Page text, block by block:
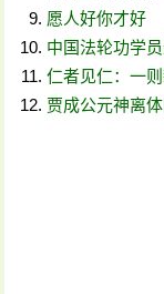
愿人好你才好
中国法轮功学
仁者见仁：一
贾成公元神离